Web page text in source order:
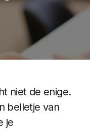
niet de enige.
belletje van
je